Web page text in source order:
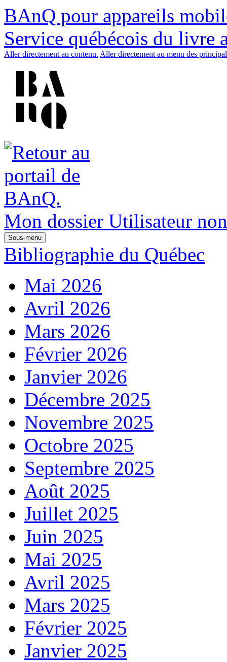
BAnQ pour appareils
Service québécois du livre
Aller directement au contenu. Aller directement au menu des
Mon dossier Utilisateur
Sous-menu
Bibliographie du Québec
Mai 2026
Avril 2026
Mars 2026
Février 2026
Janvier 2026
Décembre 2025
Novembre 2025
Octobre 2025
Septembre 2025
Août 2025
Juillet 2025
Juin 2025
Mai 2025
Avril 2025
Mars 2025
Février 2025
Janvier 2025